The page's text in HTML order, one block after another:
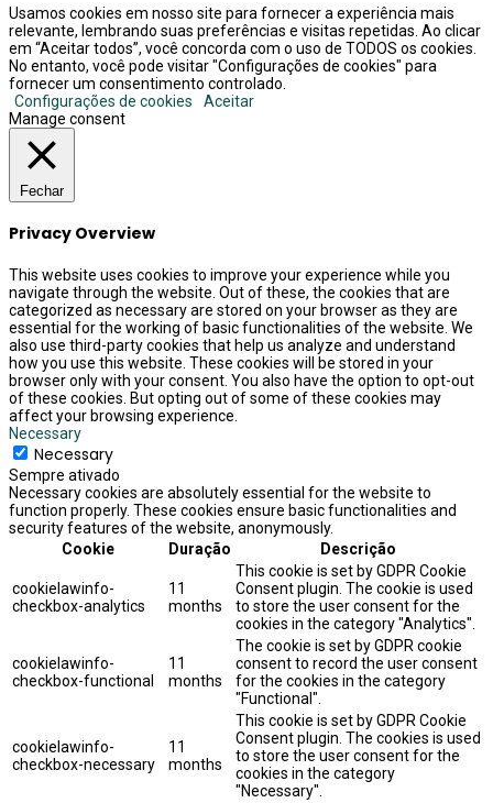
Usamos cookies em nosso site para fornecer a experiência mais
relevante, lembrando suas preferências e visitas repetidas. Ao clicar
em “Aceitar todos”, você concorda com o uso de TODOS os cookies.
No entanto, você pode visitar "Configurações de cookies" para
fornecer um consentimento controlado.
Configurações de cookies
Aceitar
Manage consent
Fechar
Privacy Overview
This website uses cookies to improve your experience while you
navigate through the website. Out of these, the cookies that are
categorized as necessary are stored on your browser as they are
essential for the working of basic functionalities of the website. We
also use third-party cookies that help us analyze and understand
how you use this website. These cookies will be stored in your
browser only with your consent. You also have the option to opt-out
of these cookies. But opting out of some of these cookies may
affect your browsing experience.
Necessary
Necessary
Sempre ativado
Necessary cookies are absolutely essential for the website to
function properly. These cookies ensure basic functionalities and
security features of the website, anonymously.
Cookie
Duração Descrição
cookielawinfo-
checkbox-analytics
11
months
This cookie is set by GDPR Cookie
Consent plugin. The cookie is used
to store the user consent for the
cookies in the category "Analytics".
cookielawinfo-
checkbox-functional
11
months
The cookie is set by GDPR cookie
consent to record the user consent
for the cookies in the category
"Functional".
cookielawinfo-
checkbox-necessary
11
months
This cookie is set by GDPR Cookie
Consent plugin. The cookies is used
to store the user consent for the
cookies in the category
"Necessary".